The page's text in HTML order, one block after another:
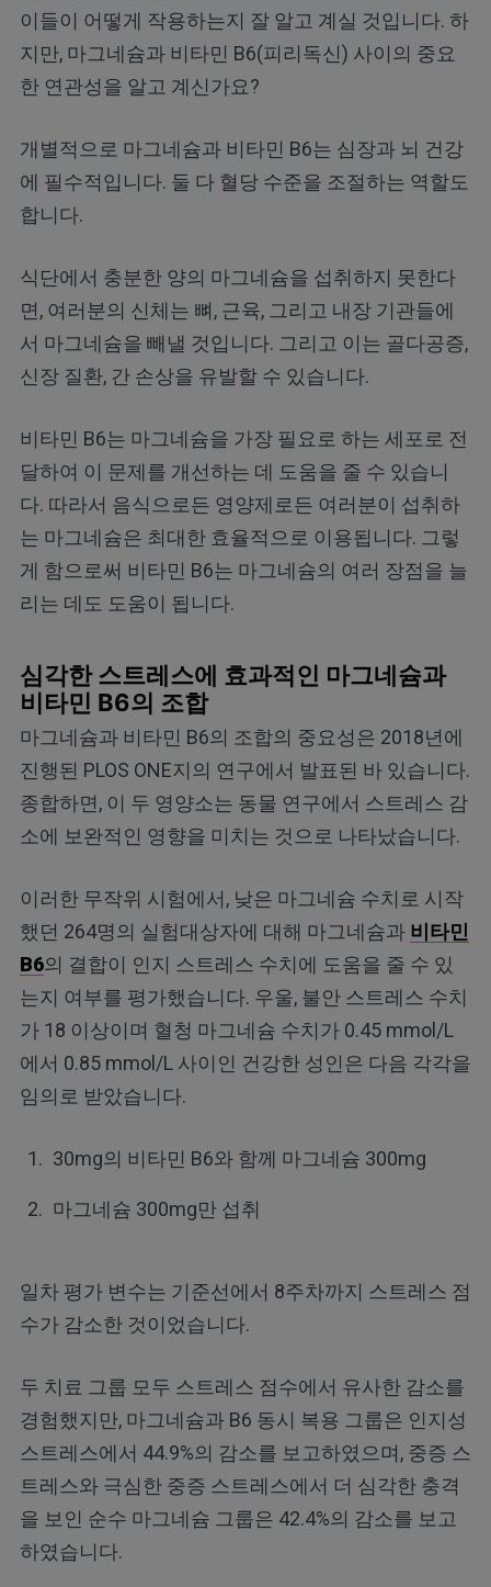
이들이 어떻게 작용하는지 잘 알고 계실 것입니다. 하
지만, 마그네슘과 비타민 B6(피리독신) 사이의 중요
한 연관성을 알고 계신가요?
개별적으로 마그네슘과 비타민 B6는 심장과 뇌 건강
에 필수적입니다. 둘 다 혈당 수준을 조절하는 역할도
합니다.
식단에서 충분한 양의 마그네슘을 섭취하지 못한다
면, 여러분의 신체는 뼈, 근육, 그리고 내장 기관들에
서 마그네슘을 빼낼 것입니다. 그리고 이는 골다공증,
신장 질환, 간 손상을 유발할 수 있습니다.
비타민 B6는 마그네슘을 가장 필요로 하는 세포로 전
달하여 이 문제를 개선하는 데 도움을 줄 수 있습니
다. 따라서 음식으로든 영양제로든 여러분이 섭취하
는 마그네슘은 최대한 효율적으로 이용됩니다. 그렇
게 함으로써 비타민 B6는 마그네슘의 여러 장점을 늘
리는 데도 도움이 됩니다.
심각한 스트레스에 효과적인 마그네슘과
비타민 B6의 조합
마그네슘과 비타민 B6의 조합의 중요성은 2018년에
진행된 PLOS ONE지의 연구에서 발표된 바 있습니다.
종합하면, 이 두 영양소는 동물 연구에서 스트레스 감
소에 보완적인 영향을 미치는 것으로 나타났습니다.
이러한 무작위 시험에서, 낮은 마그네슘 수치로 시작
했던 264명의 실험대상자에 대해 마그네슘과 비타민
B6의 결합이 인지 스트레스 수치에 도움을 줄 수 있
는지 여부를 평가했습니다. 우울, 불안 스트레스 수치
가 18 이상이며 혈청 마그네슘 수치가 0.45 mmol/L
에서 0.85 mmol/L 사이인 건강한 성인은 다음 각각을
임의로 받았습니다.
30mg의 비타민 B6와 함께 마그네슘 300mg
마그네슘 300mg만 섭취
일차 평가 변수는 기준선에서 8주차까지 스트레스 점
수가 감소한 것이었습니다.
두 치료 그룹 모두 스트레스 점수에서 유사한 감소를
경험했지만, 마그네슘과 B6 동시 복용 그룹은 인지성
스트레스에서 44.9%의 감소를 보고하였으며, 중증 스
트레스와 극심한 중증 스트레스에서 더 심각한 충격
을 보인 순수 마그네슘 그룹은 42.4%의 감소를 보고
하였습니다.